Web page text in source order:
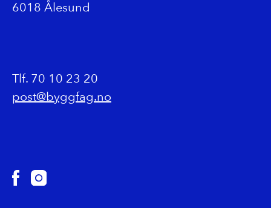
6018 Ålesund
Tlf. 70 10 23 20
post@byggfag.no